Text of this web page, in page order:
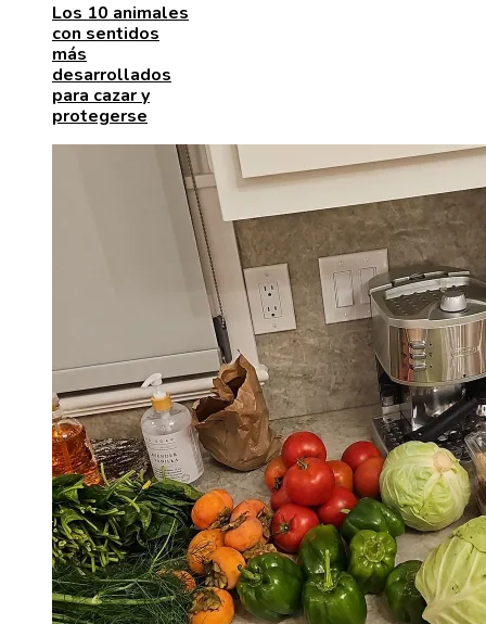
Los 10 animales
con sentidos
más
desarrollados
para cazar y
protegerse